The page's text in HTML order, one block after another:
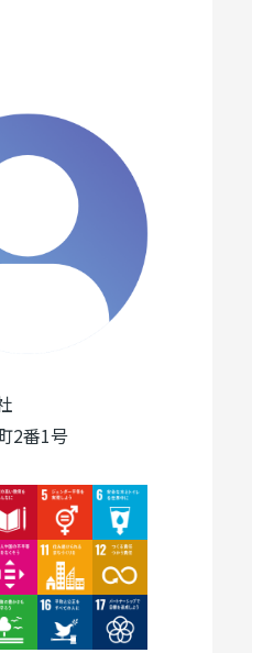
2番1号
Image Image
Image Image
Image Image